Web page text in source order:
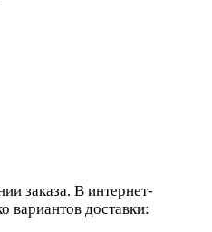
заказа. В интернет-
вариантов доставки: